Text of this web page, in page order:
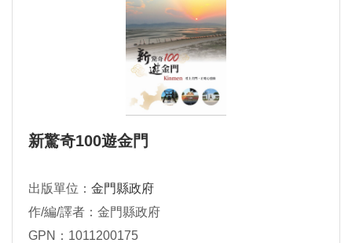
新驚奇100遊金門
出版單位： 金門縣政府
作/編/譯者：金門縣政府
GPN：1011200175